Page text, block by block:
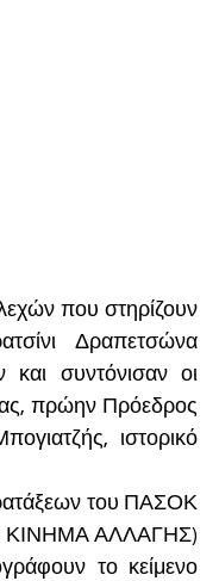
που στηρίζουν
Δραπετσώνα
συντόνισαν οι
πρώην Πρόεδρος
ιστορικό
του ΠΑΣΟΚ
ΚΙΝΗΜΑ ΑΛΛΑΓΗΣ)
το κείμενο